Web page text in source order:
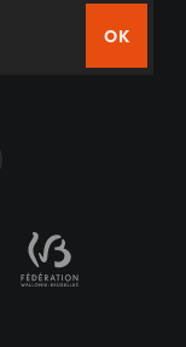
OK